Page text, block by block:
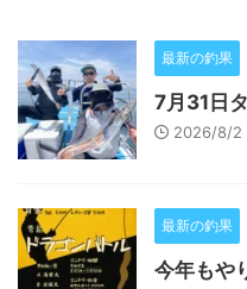
最新の釣果
7月31日
2026/8/2
最新の釣果
今年もや